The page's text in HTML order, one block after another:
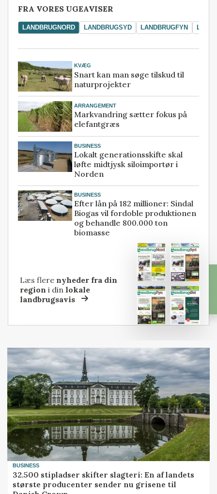
FRA VORES UGEAVISER
LANDBRUGNORD LANDBRUGSYD LANDBRUGFYN
KVÆG
Snart kan man søge tilskud til
naturprojekter
ARRANGEMENT
Markvandring sætter fokus på
elefantgræs
BUSINESS
Lokalt generationsskifte skal
løfte midtjysk siloimportør i
Norden
BUSINESS
Efter lån på 182 millioner: Sindal
Biogas vil fordoble produktionen
og behandle 800.000 ton
biomasse
Læs flere nyheder fra din
region i dinlokale
landbrugsavis
BUSINESS
32.500 stipladser skifter slagteri: En af landets
største producenter sender nu grisene til